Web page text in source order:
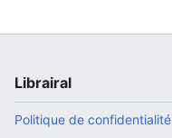
Librairal
Politique de confidentialité